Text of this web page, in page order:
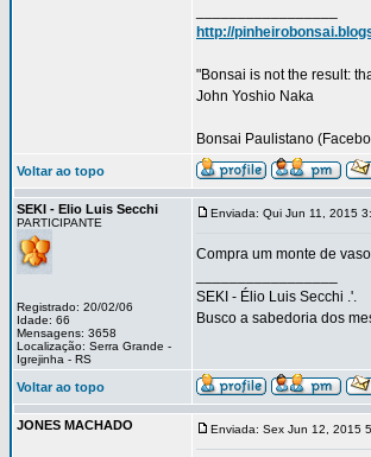
http://
"Bonsai is not the result:
John Yoshio Naka
Bonsai Paulistano
Voltar ao topo
SEKI - Elio Luis Secchi
PARTICIPANTE
Registrado: 20/02/06
Idade: 66
Mensagens: 3658
Localização: Serra Grande -
Igrejinha - RS
Enviada: Qui Jun 11, 2015
Compra um monte de
SEKI - Élio Luis Secchi .'.
Busco a sabedoria dos
Voltar ao topo
JONES MACHADO Enviada: Sex Jun 12, 2015